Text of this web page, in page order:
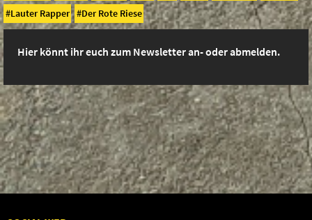
Lauter Rapper
Der Rote Riese
Hier könnt ihr euch zum Newsletter an- oder abmelden.